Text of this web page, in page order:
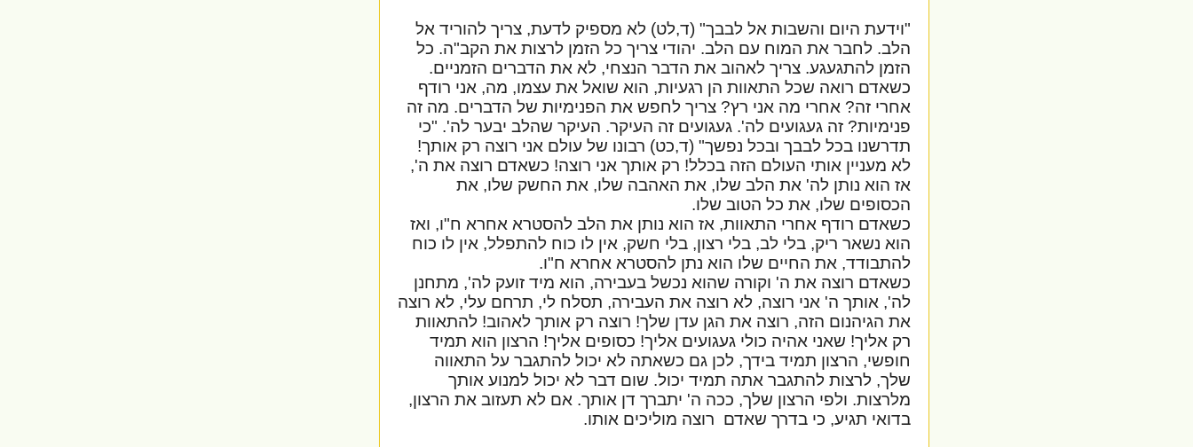
"וידעת היום והשבות אל לבבך" (ד,לט) לא מספיק לדעת, צריך להוריד אל
הלב. לחבר את המוח עם הלב. יהודי צריך כל הזמן לרצות את הקב"ה. כל
הזמן להתגעגע. צריך לאהוב את הדבר הנצחי, לא את הדברים הזמניים.
כשאדם רואה שכל התאוות הן רגעיות, הוא שואל את עצמו, מה, אני רודף
אחרי זה? אחרי מה אני רץ? צריך לחפש את הפנימיות של הדברים. מה זה
פנימיות? זה געגועים לה'. געגועים זה העיקר. העיקר שהלב יבער לה'. "כי
תדרשנו בכל לבבך ובכל נפשך" (ד,כט) רבונו של עולם אני רוצה רק אותך!
לא מעניין אותי העולם הזה בכלל! רק אותך אני רוצה! כשאדם רוצה את ה',
אז הוא נותן לה' את הלב שלו, את האהבה שלו, את החשק שלו, את
הכסופים שלו, את כל הטוב שלו.
כשאדם רודף אחרי התאוות, אז הוא נותן את הלב להסטרא אחרא ח"ו, ואז
הוא נשאר ריק, בלי לב, בלי רצון, בלי חשק, אין לו כוח להתפלל, אין לו כוח
להתבודד, את החיים שלו הוא נתן להסטרא אחרא ח"ו.
כשאדם רוצה את ה' וקורה שהוא נכשל בעבירה, הוא מיד זועק לה', מתחנן
לה', אותך ה' אני רוצה, לא רוצה את העבירה, תסלח לי, תרחם עלי, לא רוצה
את הגיהנום הזה, רוצה את הגן עדן שלך! רוצה רק אותך לאהוב! להתאוות
רק אליך! שאני אהיה כולי געגועים אליך! כסופים אליך! הרצון הוא תמיד
חופשי, הרצון תמיד בידך, לכן גם כשאתה לא יכול להתגבר על התאווה
שלך, לרצות להתגבר אתה תמיד יכול. שום דבר לא יכול למנוע אותך
מלרצות. ולפי הרצון שלך, ככה ה' יתברך דן אותך. אם לא תעזוב את הרצון,
בדואי תגיע, כי בדרך שאדם רוצה מוליכים אותו.